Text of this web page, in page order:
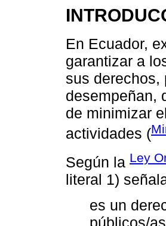
En Ecuador,
garantizar a
sus derechos,
desempeñan,
de minimizar
actividades (
Según la Ley
literal 1)
es un
públicos/